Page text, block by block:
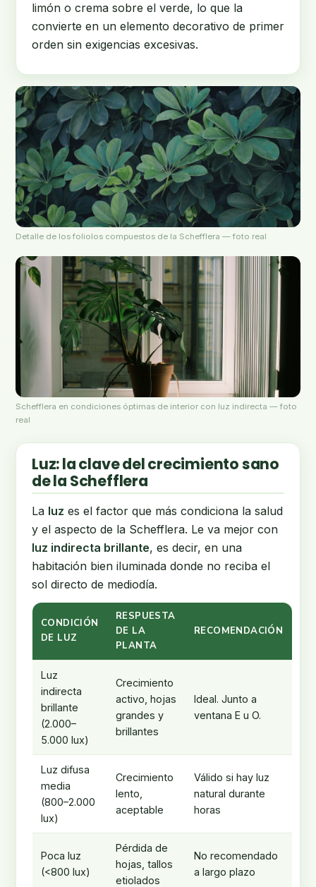
limón o crema sobre el verde, lo que la
convierte en un elemento decorativo de primer
orden sin exigencias excesivas.
Detalle de los foliolos compuestos de la Schefflera — foto real
Schefflera en condiciones óptimas de interior con luz indirecta — foto
real
Luz: la clave del crecimiento sano
de la Schefflera
La luz es el factor que más condiciona la salud
y el aspecto de la Schefflera. Le va mejor con
luz indirecta brillante, es decir, en una
habitación bien iluminada donde no reciba el
sol directo de mediodía.
CONDICIÓN
DE LUZ
RESPUESTA
DE LA
PLANTA
RECOMENDACIÓN
Luz
indirecta
brillante
(2.000–
5.000 lux)
Crecimiento
activo, hojas
grandes y
brillantes
Ideal. Junto a
ventana E u O.
Luz difusa
media
(800–2.000
lux)
Crecimiento
lento,
aceptable
Válido si hay luz
natural durante
horas
Poca luz
(<800 lux)
Pérdida de
hojas, tallos
etiolados
No recomendado
a largo plazo